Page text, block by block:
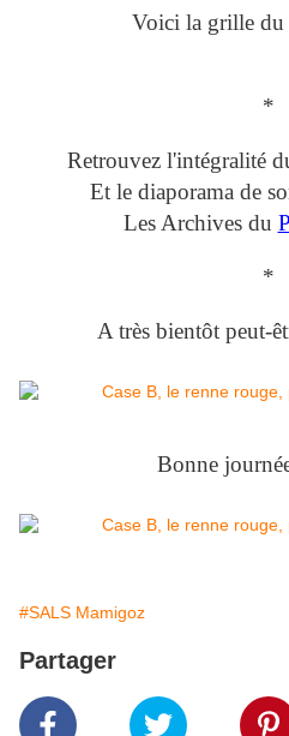
Voici la grille
*
Retrouvez l'intégralité
Et le diaporama de
Les Archives du
*
A très bientôt peut-
Bonne
#SALS Mamigoz
Partager